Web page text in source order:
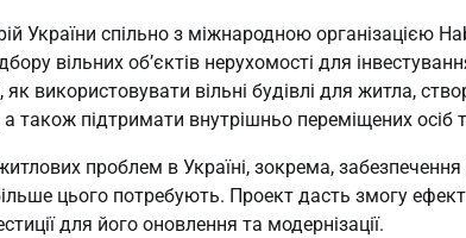
України спільно з міжнародною організацією
вільних об’єктів нерухомості для
використовувати вільні будівлі для житла,
а також підтримати внутрішньо переміщених осіб
проблем в Україні, зокрема,
цього потребують. Проект дасть змогу
для його оновлення та модернізації.